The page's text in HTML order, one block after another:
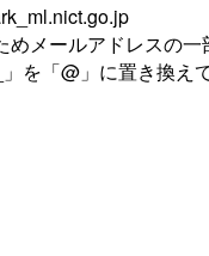
ルアドレスの一部
@」に置き換えて